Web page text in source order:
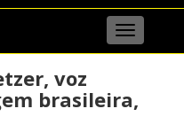
Menu
voz
brasileira,